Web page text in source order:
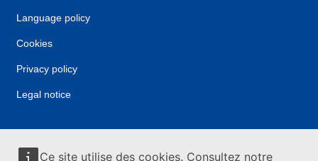
Ce site utilise des cookies. Consultez notre
Language policy
Cookies
Privacy policy
Legal notice